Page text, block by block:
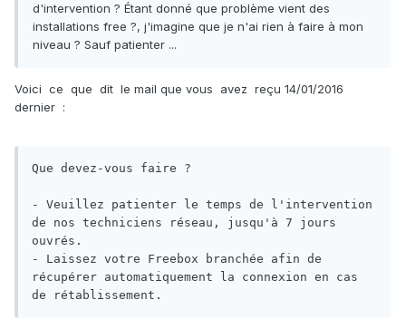
d'intervention ? Étant donné que problème vient des
installations free ?, j'imagine que je n'ai rien à faire à mon
niveau ? Sauf patienter ...
Voici ce que dit le mail que vous avez reçu 14/01/2016
dernier :
Que devez-vous faire ?
- Veuillez patienter le temps de l'intervention
de nos techniciens réseau, jusqu'à 7 jours
ouvrés.
- Laissez votre Freebox branchée afin de
récupérer automatiquement la connexion en cas
de rétablissement.